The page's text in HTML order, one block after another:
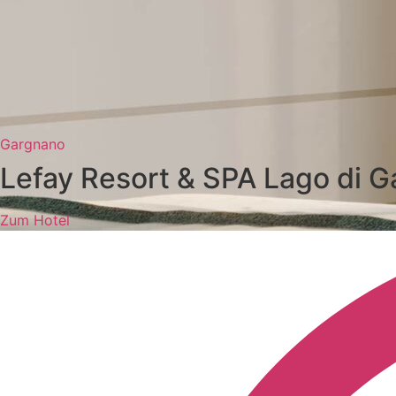
Gargnano
Lefay Resort & SPA Lago di
Zum Hotel